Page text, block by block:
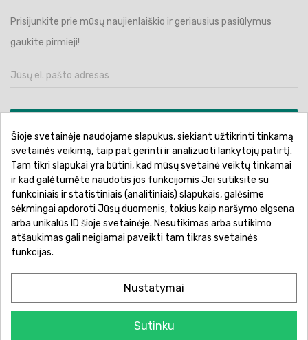
Prisijunkite prie mūsų naujienlaiškio ir geriausius pasiūlymus
gaukite pirmieji!
Pirkimo sąlygos ir taisyklės
Privatumo politika
Garantinis aptarnavimas
Prekių pristatymas
Prekių grąžinimas
Atsiskaitymo būdai
Šioje svetainėje naudojame slapukus, siekiant užtikrinti tinkamą
svetainės veikimą, taip pat gerinti ir analizuoti lankytojų patirtį.
Tam tikri slapukai yra būtini, kad mūsų svetainė veiktų tinkamai
ir kad galėtumėte naudotis jos funkcijomis Jei sutiksite su
funkciniais ir statistiniais (analitiniais) slapukais, galėsime
sėkmingai apdoroti Jūsų duomenis, tokius kaip naršymo elgsena
arba unikalūs ID šioje svetainėje. Nesutikimas arba sutikimo
atšaukimas gali neigiamai paveikti tam tikras svetainės
funkcijas.
Nustatymai
Sutinku